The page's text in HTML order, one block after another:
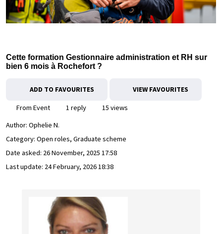
Cette formation Gestionnaire administration et RH sur
bien 6 mois à Rochefort ?
ADD TO FAVOURITES VIEW FAVOURITES
From Event 1 reply
15 views
Author: Ophelie N.
Category: Open roles, Graduate scheme
Date asked: 26 November, 2025 17:58
Last update: 24 February, 2026 18:38